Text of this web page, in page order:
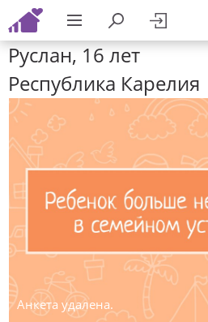
Руслан, 16 лет
Республика Карелия
Анкета удалена.